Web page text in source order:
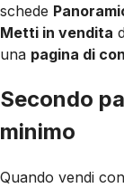
schede
Metti in vendita
una pagina di
Secondo
minimo
Quando vendi con